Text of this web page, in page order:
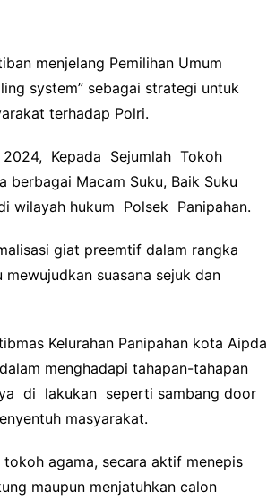
menjelang Pemilihan Umum
system” sebagai strategi untuk
terhadap Polri.
2024, Kepada Sejumlah Tokoh
Macam Suku, Baik Suku
wilayah hukum Polsek Panipahan.
giat preemtif dalam rangka
suasana sejuk dan
Kelurahan Panipahan kota Aipda
menghadapi tahapan-tahapan
di lakukan seperti sambang door
masyarakat.
agama, secara aktif menepis
maupun menjatuhkan calon